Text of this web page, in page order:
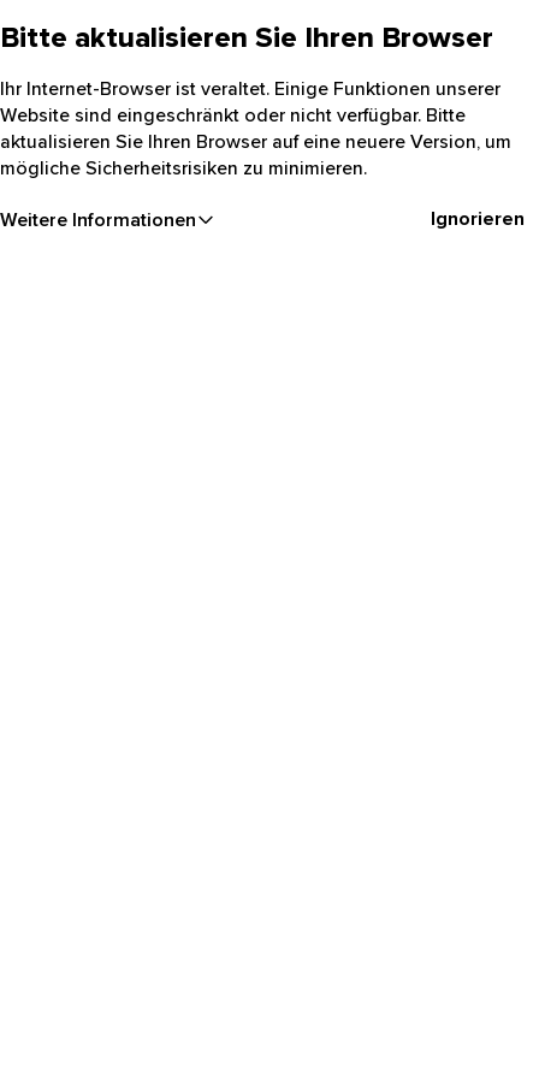
Bitte aktualisieren Sie Ihren Browser
Ihr Internet-Browser ist veraltet. Einige Funktionen unserer
Website sind eingeschränkt oder nicht verfügbar. Bitte
aktualisieren Sie Ihren Browser auf eine neuere Version, um
mögliche Sicherheitsrisiken zu minimieren.
Weitere Informationen Ignorieren